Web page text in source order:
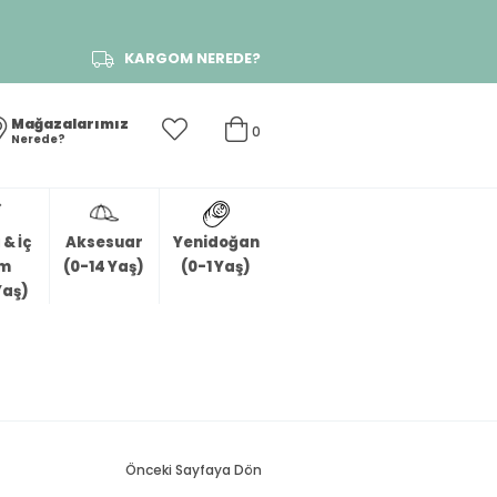
KARGOM NEREDE?
0
Mağazalarımız
Nerede?
İç
Aksesuar
(0-14 Yaş)
Yenidoğan
(0-1 Yaş)
Önceki Sayfaya Dön